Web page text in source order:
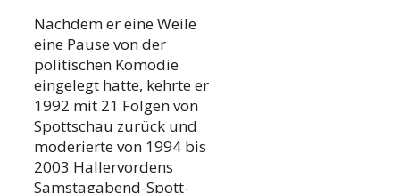
Nachdem er eine Weile
eine Pause von der
politischen Komödie
eingelegt hatte, kehrte er
1992 mit 21 Folgen von
Spottschau zurück und
moderierte von 1994 bis
2003 Hallervordens
Samstagabend-Spott-